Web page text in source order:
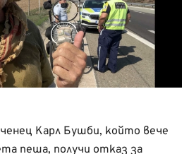
Карл Бушби, който вече
пеша, получи отказ за